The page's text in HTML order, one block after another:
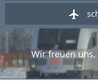
Wir freuen
Herzlich
Wir freuen uns,
Herzlich